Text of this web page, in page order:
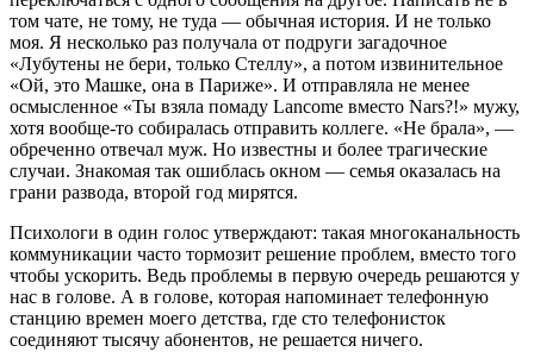
том чате, не тому, не туда — обычная история. И не только
моя. Я несколько раз получала от подруги загадочное
«Лубутены не бери, только Стеллу», а потом извинительное
«Ой, это Машке, она в Париже». И отправ­ляла не менее
осмысленное «Ты взяла по­маду Lancome вместо Nars?!» мужу,
хотя вообще-то собиралась отправить коллеге. «Не брала», —
обреченно отвечал муж. Но известны и более трагические
случаи. Зна­комая так ошиблась окном — семья оказа­лась на
грани развода, второй год мирятся.
Психологи в один голос утверждают: такая многоканальность
коммуникации часто тормозит решение проблем, вме­сто того
чтобы ускорить. Ведь проблемы в первую очередь решаются у
нас в го­лове. А в голове, которая напомина­ет телефонную
станцию времен моего детства, где сто телефонисток
соединяют тысячу абонентов, не решается ничего.